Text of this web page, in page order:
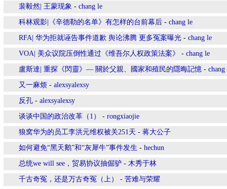
裴毅然| 王蒙现象 - chang le
科林观影|《辛德勒的名单》有怎样的台前幕后 - chang le
RFA| 华为拒就诬告事件道歉 舆论沸腾 更多冤案曝光 - chang le
VOA| 美众议院压倒性通过《维吾尔人权政策法案》 - chang le
盧斯達| 重探《閃靈》— 關於父親、國家和殖民的隱晦記憶 - chang
又一麻烦 - alexsyalexsy
反孔 - alexsyalexsy
谈谈中国的政治改革（1） - rongxiaojie
狼窝华为的员工李洪元维权被关251天 - 蒋大公子
如何避免“黑天鹅”和“灰犀牛”事件发生 - hechun
总统we will see，贸易协议抽倔驴 - 木秀于林
千古奇冤，还是万古奇冤（上） - 苦难与荣耀